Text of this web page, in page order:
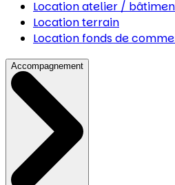
Location atelier /
Location terrain
Location fonds de
Accompagnement